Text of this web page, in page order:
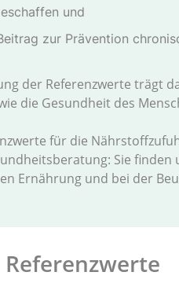
und
zur Prävention
der Referenzwerte trägt
die Gesundheit des
für die
Sie
Ernährung und bei der